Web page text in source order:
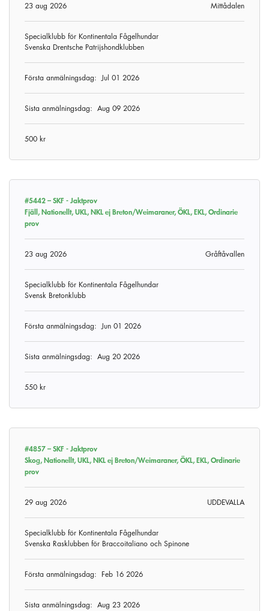
23 aug 2026 Mittådalen
Specialklubb för Kontinentala Fågelhundar
Svenska Drentsche Patrijshondklubben
Första anmälningsdag:Jul 01 2026
Sista anmälningsdag: Aug 09 2026
500 kr
#5442 –SKF - Jaktprov
Fjäll, Nationellt, UKL, NKL ej Breton/Weimaraner, ÖKL, EKL, Ordinarie
prov
23 aug 2026 Gråftåvallen
Specialklubb för Kontinentala Fågelhundar
Svensk Bretonklubb
Första anmälningsdag:Jun 01 2026
Sista anmälningsdag: Aug 20 2026
550 kr
#4857 –SKF - Jaktprov
Skog, Nationellt, UKL, NKL ej Breton/Weimaraner, ÖKL, EKL, Ordinarie
prov
29 aug 2026 UDDEVALLA
Specialklubb för Kontinentala Fågelhundar
Svenska Rasklubben för Braccoitaliano och Spinone
Första anmälningsdag: Feb 16 2026
Sista anmälningsdag: Aug 23 2026